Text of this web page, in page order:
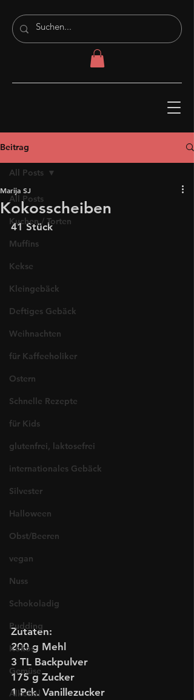
Beitrag
All Posts
Kuchen / Torten
Muffins
Kekse
Kleingebäck
Deftiges Gebäck
Weihnachten
für Kaffeeholiker
Ostern
Schnelle Rezepte
für Kids
glutenfrei, laktosefrei
internationales Gebäck
Silvester
Halloween
Obst/Beeren
vegan
Nuss
Schokoladig
Pudding
Kokos
Gemüse
Alkohol
All Posts
Kokosscheiben
Marija SJ
41 Stück
Zutaten:
200 g Mehl
3 TL Backpulver
175 g Zucker
1 Pck. Vanillezucker